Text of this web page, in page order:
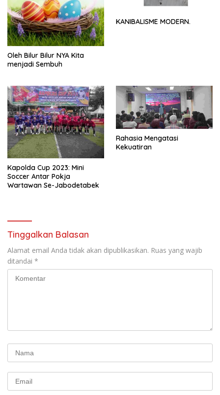
Oleh Bilur Bilur NYA Kita
menjadi Sembuh
KANIBALISME MODERN.
Kapolda Cup 2023: Mini
Soccer Antar Pokja
Wartawan Se-Jabodetabek
Rahasia Mengatasi
Kekuatiran
Tinggalkan Balasan
Alamat email Anda tidak akan dipublikasikan. Ruas yang wajib
ditandai *